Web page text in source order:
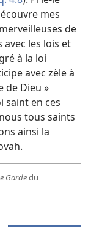
mes
de
avec les lois et
à la loi
avec zèle à
de Dieu »
saint en ces
tous saints
ainsi la
Gardedu